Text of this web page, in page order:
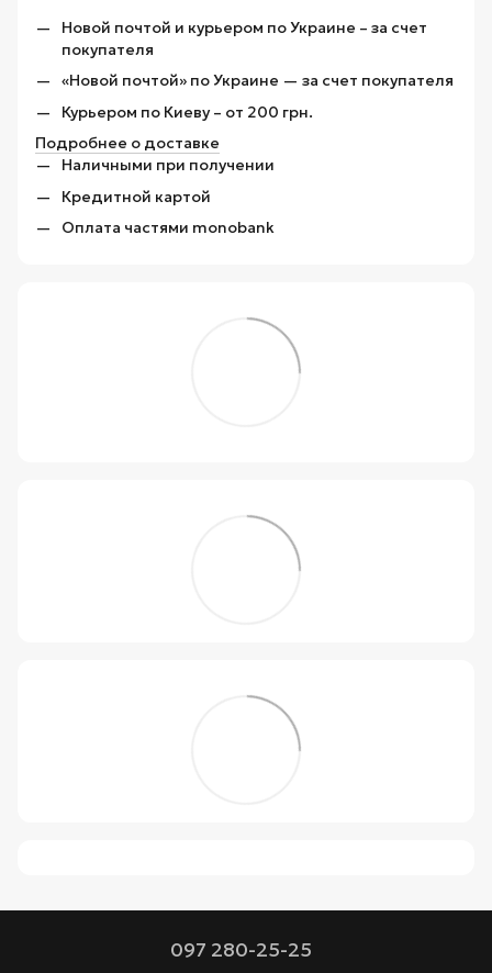
Новой почтой и курьером по Украине – за счет
покупателя
«Новой почтой» по Украине — за счет покупателя
Курьером по Киеву – от 200 грн.
Подробнее о доставке
Наличными при получении
Кредитной картой
Оплата частями monobank
097 280-25-25